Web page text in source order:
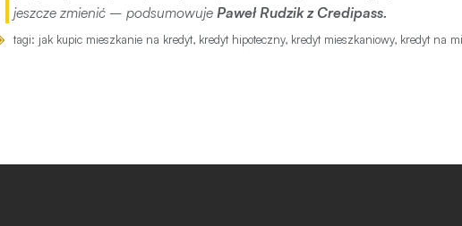
jeszcze zmienić – podsumowujePaweł Rudzik z Credipass.
tagi: jak kupic mieszkanie na kredyt, kredyt hipoteczny, kredyt mieszkaniowy, kredyt na